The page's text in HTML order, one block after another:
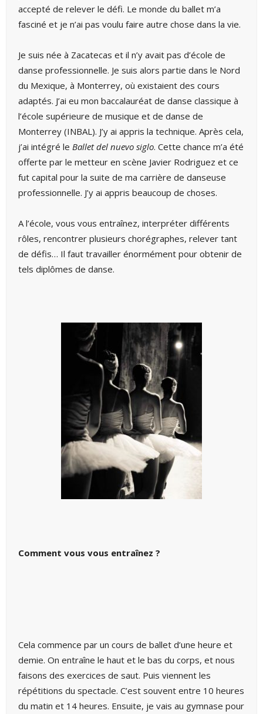
accepté de relever le défi. Le monde du ballet m’a
fasciné et je n’ai pas voulu faire autre chose dans la vie.
Je suis née à Zacatecas et il n’y avait pas d’école de
danse professionnelle. Je suis alors partie dans le Nord
du Mexique, à Monterrey, où existaient des cours
adaptés. J’ai eu mon baccalauréat de danse classique à
l’école supérieure de musique et de danse de
Monterrey (INBAL). J’y ai appris la technique. Après cela,
j’ai intégré le Ballet del nuevo siglo. Cette chance m’a été
offerte par le metteur en scène Javier Rodriguez et ce
fut capital pour la suite de ma carrière de danseuse
professionnelle. J’y ai appris beaucoup de choses.
A l’école, vous vous entraînez, interpréter différents
rôles, rencontrer plusieurs chorégraphes, relever tant
de défis… Il faut travailler énormément pour obtenir de
tels diplômes de danse.
Comment vous vous entraînez ?
Cela commence par un cours de ballet d’une heure et
demie. On entraîne le haut et le bas du corps, et nous
faisons des exercices de saut. Puis viennent les
répétitions du spectacle. C’est souvent entre 10 heures
du matin et 14 heures. Ensuite, je vais au gymnase pour